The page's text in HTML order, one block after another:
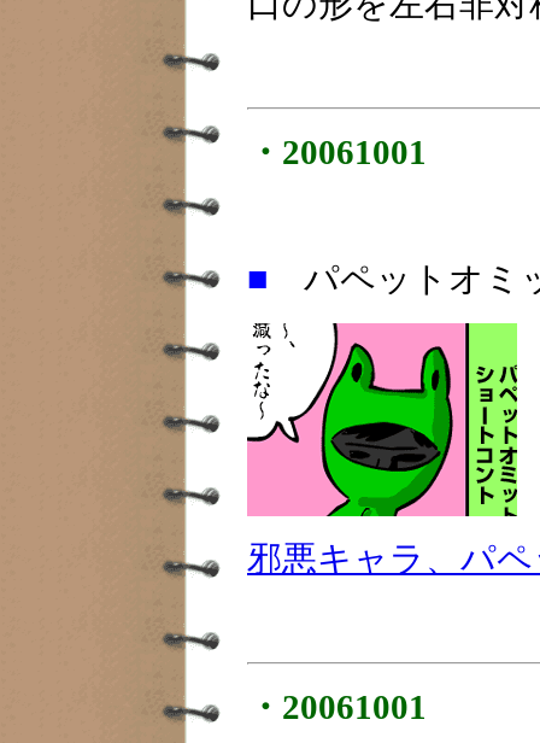
・20061001
■ パペットオ
邪悪キャラ、パ
・20061001